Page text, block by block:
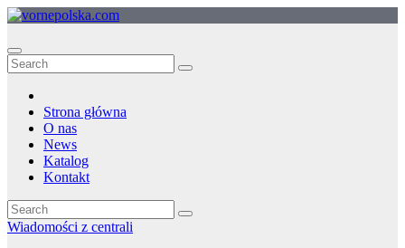
Skip
content
Strona główna
O nas
News
Katalog
Kontakt
Wiadomości z centrali